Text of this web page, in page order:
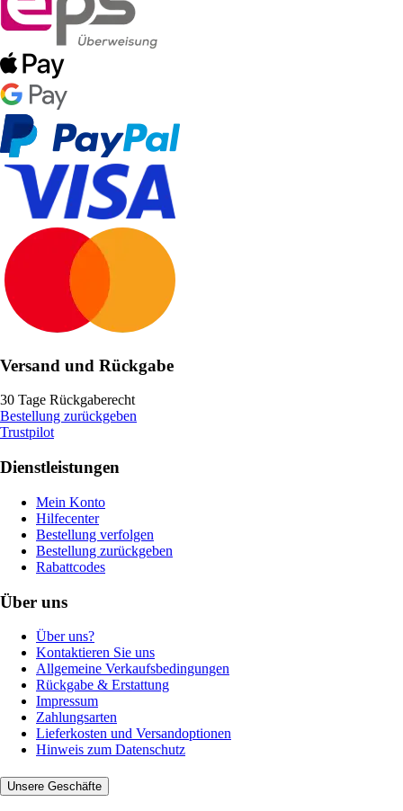
Versand und Rückgabe
30 Tage Rückgaberecht
Bestellung zurückgeben
Trustpilot
Dienstleistungen
Mein Konto
Hilfecenter
Bestellung verfolgen
Bestellung zurückgeben
Rabattcodes
Über uns
Über uns?
Kontaktieren Sie uns
Allgemeine Verkaufsbedingungen
Rückgabe & Erstattung
Impressum
Zahlungsarten
Lieferkosten und Versandoptionen
Hinweis zum Datenschutz
Unsere Geschäfte